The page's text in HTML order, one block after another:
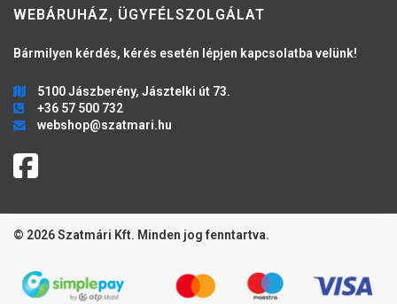
WEBÁRUHÁZ, ÜGYFÉLSZOLGÁLAT
Bármilyen kérdés, kérés esetén lépjen kapcsolatba velünk!
5100 Jászberény, Jásztelki út 73.
+36 57 500 732
webshop@szatmari.hu
© 2026 Szatmári Kft. Minden jog fenntartva.